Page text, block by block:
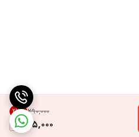
۲۹۰٬۰۰۰ 22%
225,000